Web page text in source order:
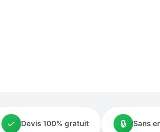
✓ Devis 100% gratuit 🔒 Sans